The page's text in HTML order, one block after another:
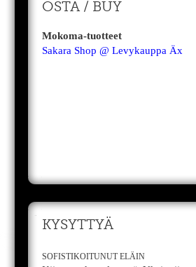
OSTA / BUY
Mokoma-tuotteet
Sakara Shop @ Levykauppa Äx
KYSYTTYÄ
SOFISTIKOITUNUT ELÄIN